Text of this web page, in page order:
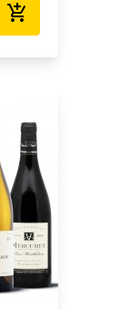
add_shopping_cart